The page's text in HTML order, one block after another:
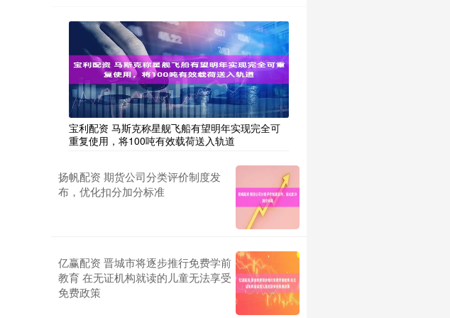
宝利配资 马斯克称星舰飞船有望明年实现完全可
重复使用，将100吨有效载荷送入轨道
扬帆配资 期货公司分类评价制度发
布，优化扣分加分标准
亿赢配资 晋城市将逐步推行免费学前
教育 在无证机构就读的儿童无法享受
免费政策